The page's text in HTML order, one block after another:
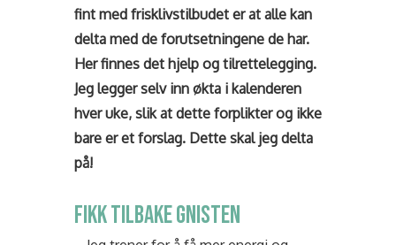
fint med frisklivstilbudet er at alle kan
delta med de forutsetningene de har.
Her finnes det hjelp og tilrettelegging.
Jeg legger selv inn økta i kalenderen
hver uke, slik at dette forplikter og ikke
bare er et forslag. Dette skal jeg delta
på!
FIKK TILBAKE GNISTEN